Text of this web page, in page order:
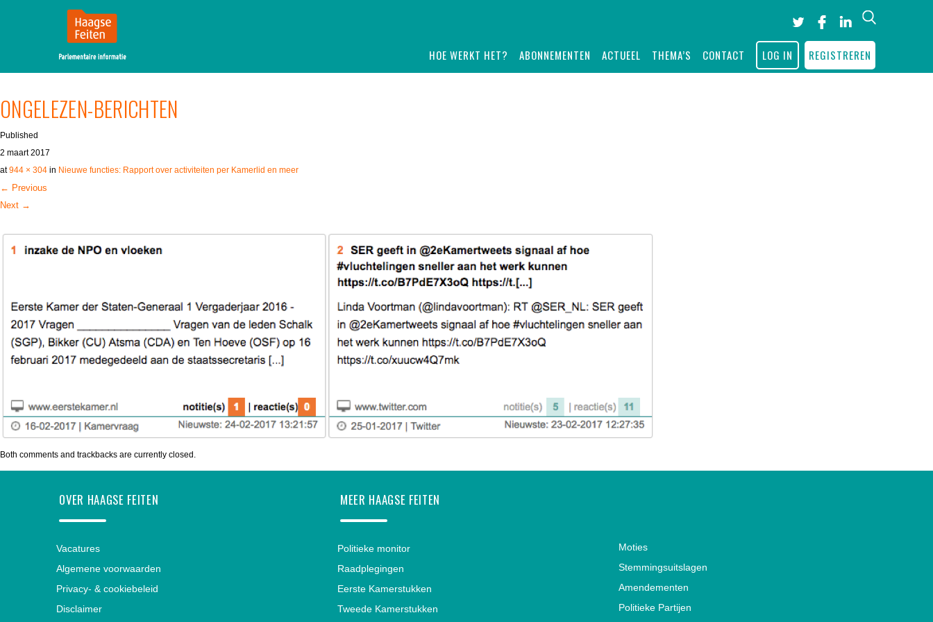
Search
HOE WERKT HET? ABONNEMENTEN ACTUEEL THEMA’S CONTACT LOG IN REGISTREREN
ONGELEZEN-BERICHTEN
Published
2 maart 2017
at944 × 304 in Nieuwe functies: Rapport over activiteiten per Kamerlid en meer
← Previous
Next →
Both comments and trackbacks are currently closed.
OVER HAAGSE FEITEN
Vacatures
Algemene voorwaarden
Privacy- & cookiebeleid
Disclaimer
MEER HAAGSE FEITEN
Politieke monitor
Raadplegingen
Eerste Kamerstukken
Tweede Kamerstukken
Moties
Stemmingsuitslagen
Amendementen
Politieke Partijen